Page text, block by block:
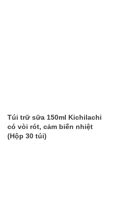
Túi trữ sữa 150ml Kichilachi
có vòi rót, cảm biến nhiệt
(Hộp 30 túi)